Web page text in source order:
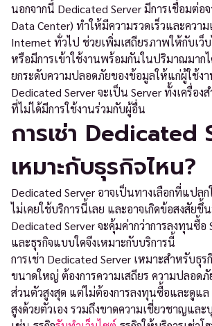
นอกจากนี้ Dedicated Server มีการเชื่อมต่อ
Data Center) ทำให้มีความรวดเร็วและความ
Internet ทั่วไป ช่วยเพิ่มเสถียรภาพให้กับเว็
หรือมีการเข้าใช้งานพร้อมกันในปริมาณมากไ
ยกระดับความปลอดภัยของข้อมูลให้แก่ผู้ใช้งา
Dedicated Server จะเป็น Server ทั้งเครื่อ
ที่ไม่ได้มีการใช้งานร่วมกับผู้อื่น
การเช่า Dedicated
เหมาะกับธุรกิจไหน?
Dedicated Server อาจเป็นทางเลือกที่แปล
ไม่เคยใช้บริการนี้เลย และอาจเกิดข้อสงสัยขึ้
Dedicated Server จะคุ้มค่ากว่าการลงทุนซื้อ
และธุรกิจแบบใดจึงเหมาะกับบริการนี้
การเช่า Dedicated Server เหมาะสำหรับธุ
ขนาดใหญ่ ต้องการความเสถียร ความปลอด
ส่วนตัวสูงสุด แต่ไม่ต้องการลงทุนซื้อและดูแ
สูงด้วยตัวเอง รวมถึงขาดความเชี่ยวชาญและ